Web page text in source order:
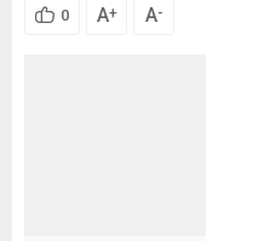
0 A+ A-